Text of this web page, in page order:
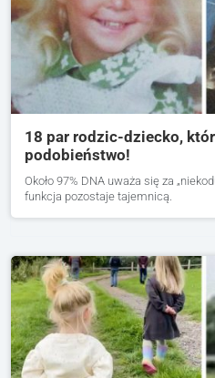
18 par rodzic-dziecko,
podobieństwo!
Około 97% DNA uważa się za
funkcja pozostaje tajemnicą.